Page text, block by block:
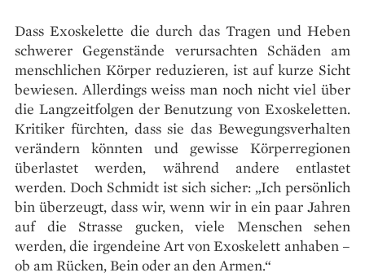
Dass Exoskelette die durch das Tragen und Heben
schwerer Gegenstände verursachten Schäden am
menschlichen Körper reduzieren, ist auf kurze Sicht
bewiesen. Allerdings weiss man noch nicht viel über
die Langzeitfolgen der Benutzung von Exoskeletten.
Kritiker fürchten, dass sie das Bewegungsverhalten
verändern könnten und gewisse Körperregionen
überlastet werden, während andere entlastet
werden. Doch Schmidt ist sich sicher: „Ich persönlich
bin überzeugt, dass wir, wenn wir in ein paar Jahren
auf die Strasse gucken, viele Menschen sehen
werden, die irgendeine Art von Exoskelett anhaben –
ob am Rücken, Bein oder an den Armen.“